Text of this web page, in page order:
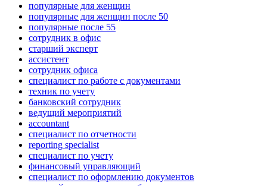
популярные для женщин
популярные для женщин после 50
популярные после 55
сотрудник в офис
старший эксперт
ассистент
сотрудник офиса
специалист по работе с документами
техник по учету
банковский сотрудник
ведущий мероприятий
accountant
специалист по отчетности
reporting specialist
специалист по учету
финансовый управляющий
специалист по оформлению документов